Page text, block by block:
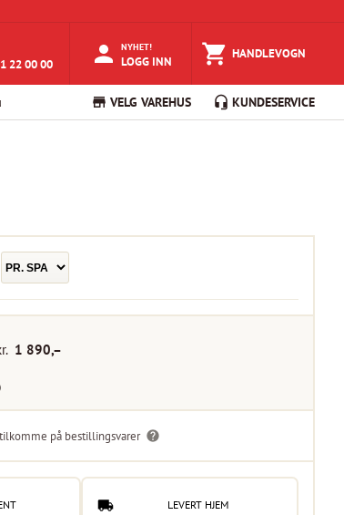
22 00 00
NYHET!
LOGG INN HANDLEVOGN
VELG VAREHUS KUNDESERVICE
1 890,–
på bestillingsvarer
LEVERT HJEM